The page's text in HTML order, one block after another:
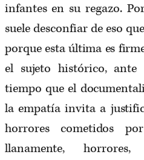
infantes en su regazo.
suele desconfiar de eso
porque esta última es
el sujeto histórico,
tiempo que el
la empatía invita a
horrores cometidos
llanamente,